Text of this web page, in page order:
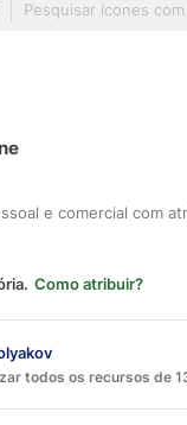
e comercial com
Como atribuir?
todos os recursos de